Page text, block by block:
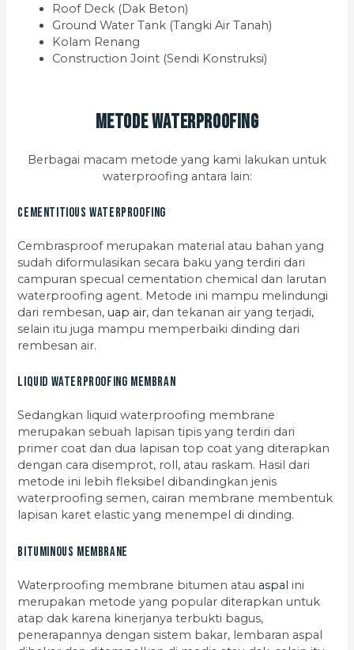
Roof Deck (Dak Beton)
Ground Water Tank (Tangki Air Tanah)
Kolam Renang
Construction Joint (Sendi Konstruksi)
Metode Waterproofing
Berbagai macam metode yang kami lakukan untuk
waterproofing antara lain:
Cementitious Waterproofing
Cembrasproof merupakan material atau bahan yang
sudah diformulasikan secara baku yang terdiri dari
campuran specual cementation chemical dan larutan
waterproofing agent. Metode ini mampu melindungi
dari rembesan,uap air, dan tekanan air yang terjadi,
selain itu juga mampu memperbaiki dinding dari
rembesan air.
Liquid Waterproofing Membran
Sedangkan liquid waterproofing membrane
merupakan sebuah lapisan tipis yang terdiri dari
primer coat dan dua lapisan top coat yang diterapkan
dengan cara disemprot, roll, atau raskam. Hasil dari
metode ini lebih fleksibel dibandingkan jenis
waterproofing semen, cairan membrane membentuk
lapisan karet elastic yang menempel di dinding.
Bituminous Membrane
Waterproofing membrane bitumen atau aspal ini
merupakan metode yang popular diterapkan untuk
atap dak karena kinerjanya terbukti bagus,
penerapannya dengan sistem bakar, lembaran aspal